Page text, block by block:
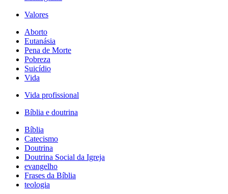
Valores
Aborto
Eutanásia
Pena de Morte
Pobreza
Suicídio
Vida
Vida profissional
Bíblia e doutrina
Bíblia
Catecismo
Doutrina
Doutrina Social da Igreja
evangelho
Frases da Bíblia
teologia